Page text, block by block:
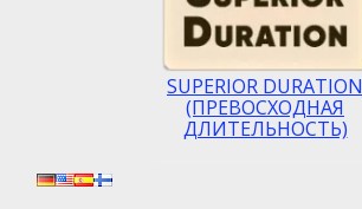
SUPERIOR DURATION
(ПРЕВОСХОДНАЯ
ДЛИТЕЛЬНОСТЬ)